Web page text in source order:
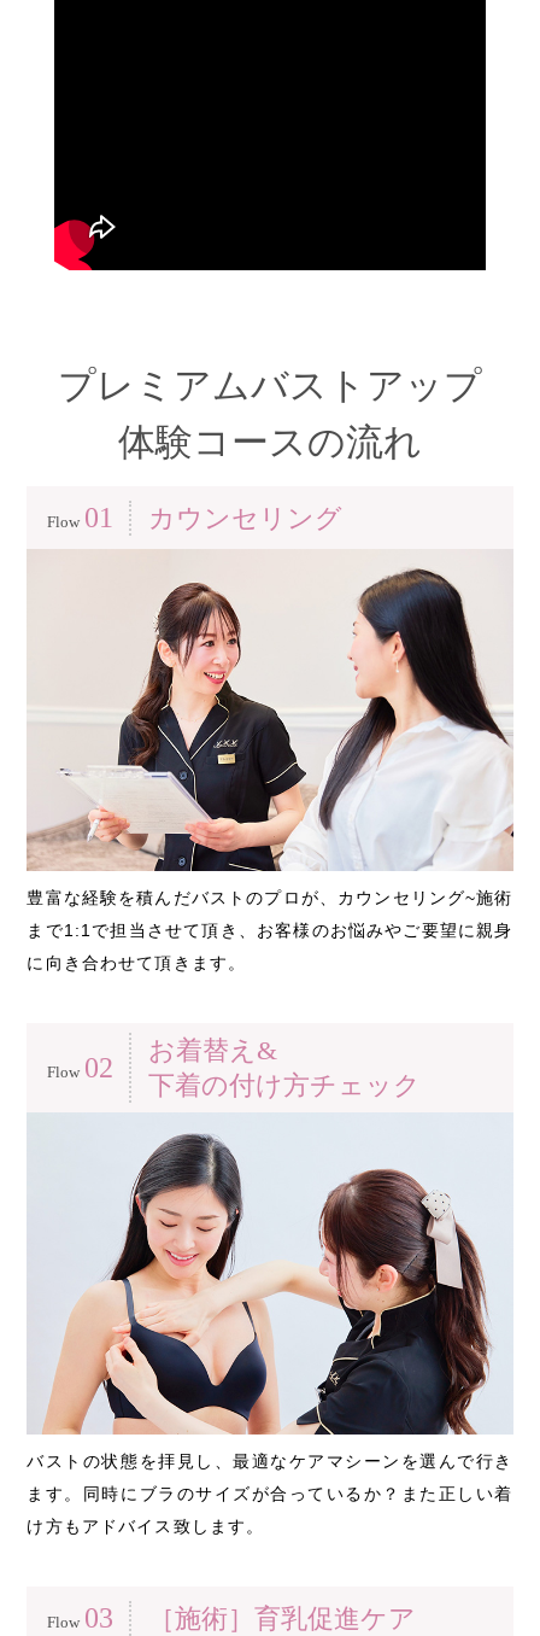
プレミアムバストアップ
体験コースの流れ
Flow 01 カウンセリング
豊富な経験を積んだバストのプロが、カウンセリング~施術
まで1:1で担当させて頂き、お客様のお悩みやご要望に親身
に向き合わせて頂きます。
Flow 02
お着替え&
下着の付け方チェック
バストの状態を拝見し、最適なケアマシーンを選んで行き
ます。同時にブラのサイズが合っているか？また正しい着
け方もアドバイス致します。
Flow 03 ［施術］育乳促進ケア